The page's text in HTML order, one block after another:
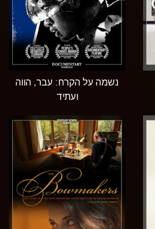
נשמה על הקרח: עבר, הווה
ועתיד